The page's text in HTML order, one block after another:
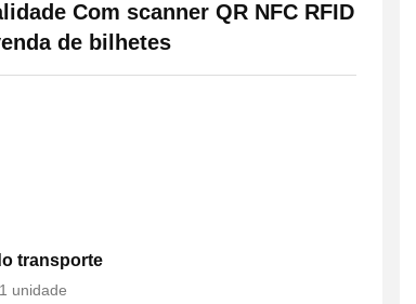
Com scanner QR NFC RFID
de bilhetes
transporte
unidade